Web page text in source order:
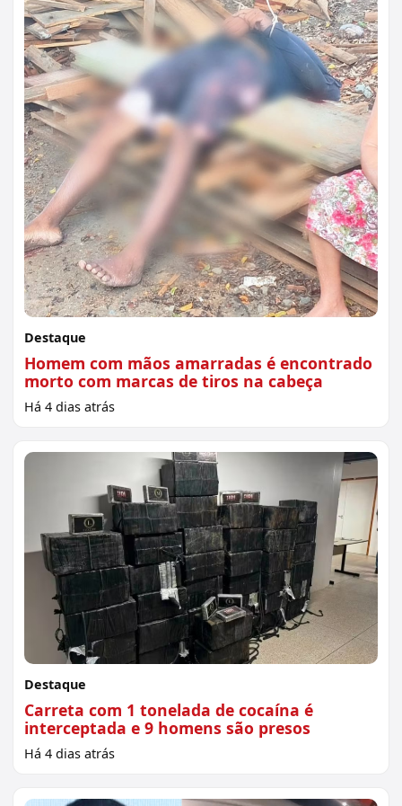
Destaque
Homem com mãos amarradas é encontrado
morto com marcas de tiros na cabeça
Há 4 dias atrás
Destaque
Carreta com 1 tonelada de cocaína é
interceptada e 9 homens são presos
Há 4 dias atrás